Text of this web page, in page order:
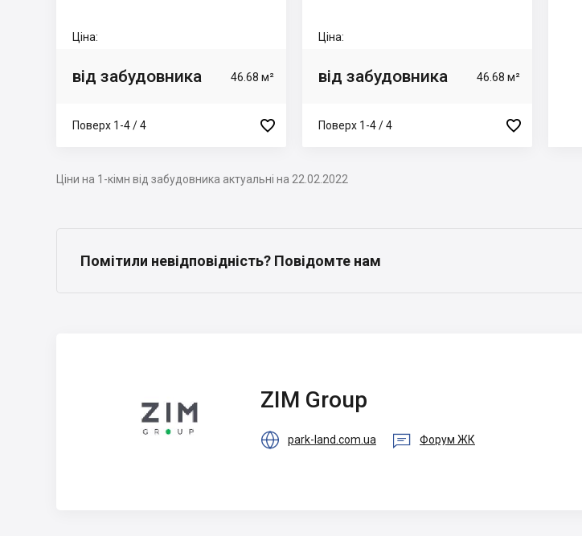
Ціна:
від забудовника 46.68 м²
Поверх 1-4 / 4 
Ціна:
від забудовника 46.68 м²
Поверх 1-4 / 4 
Ціни на 1-кімн від забудовника актуальні на 22.02.2022
Помітили невідповідність? Повідомте нам
ZIM Group
 park-land.com.ua  Форум ЖК